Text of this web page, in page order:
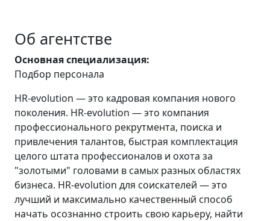
Об агентстве
Основная специализация:
Подбор персонала
HR-evolution — это кадровая компания нового
поколения. HR-evolution — это компания
профессионального рекрутмента, поиска и
привлечения талантов, быстрая комплектация
целого штата профессионалов и охота за
"золотыми" головами в самых разных областях
бизнеса. HR-evolution для соискателей — это
лучший и максимально качественный способ
начать осознанно строить свою карьеру, найти